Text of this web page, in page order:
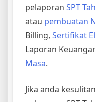
pelaporan SPT
atau pembuatan
Billing, Sertifikat
Laporan
Masa.
Jika anda